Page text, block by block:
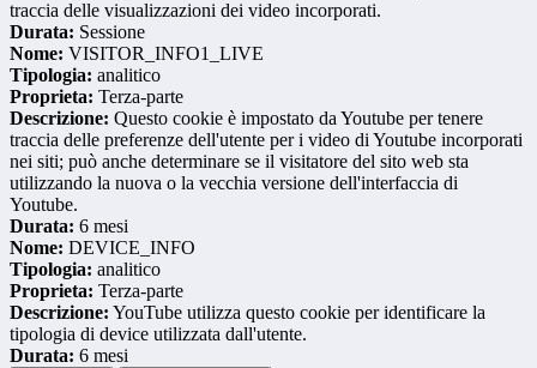
traccia delle visualizzazioni dei video incorporati.
Durata: Sessione
Nome: VISITOR_INFO1_LIVE
Tipologia: analitico
Proprieta: Terza-parte
Descrizione: Questo cookie è impostato da Youtube per tenere
traccia delle preferenze dell'utente per i video di Youtube incorporati
nei siti; può anche determinare se il visitatore del sito web sta
utilizzando la nuova o la vecchia versione dell'interfaccia di
Youtube.
Durata: 6 mesi
Nome: DEVICE_INFO
Tipologia: analitico
Proprieta: Terza-parte
Descrizione: YouTube utilizza questo cookie per identificare la
tipologia di device utilizzata dall'utente.
Durata: 6 mesi